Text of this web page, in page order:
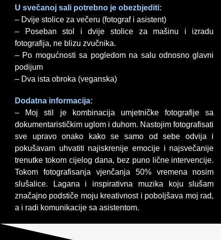
U svečanoj sali potrebno je obezbjediti:
– Dvije stolice za večeru (fotograf i asistent)
– Poseban stol i dvije stolice za mašinu i izradu
fotografija, ne blizu zvučnika.
– Po mogućnosti sa pogledom na salu odnosno glavni
podijum
– Dva ista obroka (veganska)
Dodatna informacija:
– Moj stil je kombinacija umjetničke fotografije sa
dokumentarističkim uglom i duhom. Nastojim fotografisati
sve upravo onako kako se samo od sebe odvija i
pokušavam uhvatiti najiskrenije emocije i najsvečanije
trenutke tokom cijelog dana, bez puno lične intervencije.
Tokom fotografisanja vjenčanja 50% vremena nosim
slušalice. Lagana i inspirativna muzika koju slušam
značajno podstiče moju kreativnost i poboljšava moj rad,
a i radi komunikacije sa asistentom.